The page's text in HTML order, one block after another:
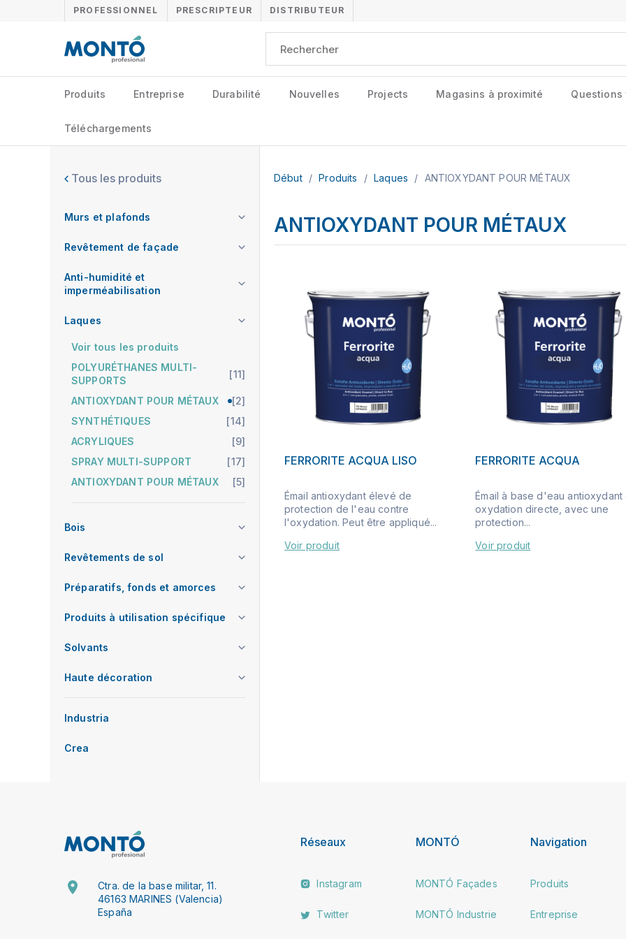
PROFESSIONNEL PRESCRIPTEUR DISTRIBUTEUR
Produits Entreprise Durabilité Nouvelles Projects Magasins à proximité Questions
Téléchargements
Tous les produits
Murs et plafonds
Revêtement de façade
Anti-humidité et
imperméabilisation
Laques
Voir tous les produits
POLYURÉTHANES MULTI-
SUPPORTS
[11]
ANTIOXYDANT POUR MÉTAUX
[2]
SYNTHÉTIQUES
[14]
ACRYLIQUES
[9]
SPRAY MULTI-SUPPORT
[17]
ANTIOXYDANT POUR MÉTAUX
[5]
Bois
Revêtements de sol
Préparatifs, fonds et amorces
Produits à utilisation spécifique
Solvants
Haute décoration
Industria
Crea
Début / Produits / Laques / ANTIOXYDANT POUR MÉTAUX
ANTIOXYDANT POUR MÉTAUX
FERRORITE ACQUA LISO
Émail antioxydant élevé de
protection de l'eau contre
l'oxydation. Peut être appliqué...
Voir produit
FERRORITE ACQUA
Émail à base d'eau antioxydant
oxydation directe, avec une
protection...
Voir produit
Ctra. de la base militar, 11.
46163 MARINES (Valencia)
España
Réseaux
Instagram
Twitter
MONTÓ
MONTÓ Façades
MONTÓ Industrie
Navigation
Produits
Entreprise